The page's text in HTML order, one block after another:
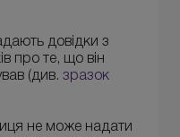
довідки з
про те, що він
(див. зразок
не може надати